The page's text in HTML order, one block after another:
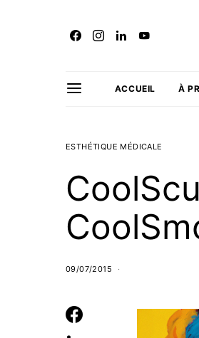
ACCUEIL À
ESTHÉTIQUE MÉDICALE
09/07/2015